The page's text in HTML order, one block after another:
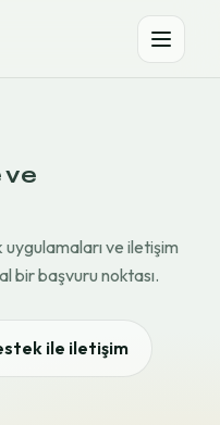
ve
ve iletişim
bir başvuru noktası.
ile iletişim